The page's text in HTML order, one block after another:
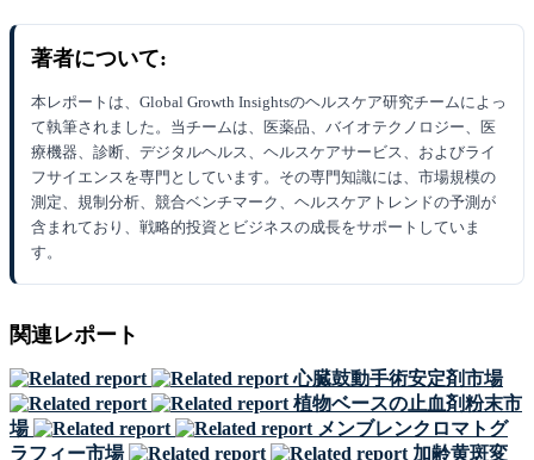
著者について:
本レポートは、Global Growth Insightsのヘルスケア研究チームによっ
て執筆されました。当チームは、医薬品、バイオテクノロジー、医
療機器、診断、デジタルヘルス、ヘルスケアサービス、およびライ
フサイエンスを専門としています。その専門知識には、市場規模の
測定、規制分析、競合ベンチマーク、ヘルスケアトレンドの予測が
含まれており、戦略的投資とビジネスの成長をサポートしていま
す。
関連レポート
心臓鼓動手術安定剤市場
植物ベースの止血剤粉末市
場
メンブレンクロマトグ
ラフィー市場
加齢黄斑変